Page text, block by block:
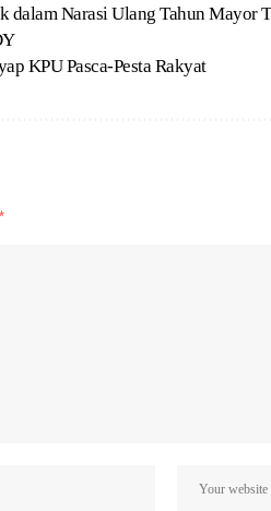
Narasi Ulang Tahun Mayor
KPU Pasca-Pesta Rakyat
*